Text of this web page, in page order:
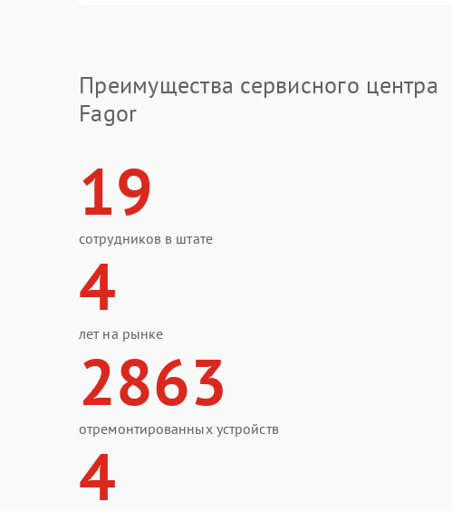
Преимущества сервисного центра
Fagor
19
сотрудников в штате
4
лет на рынке
2863
отремонтированных устройств
4